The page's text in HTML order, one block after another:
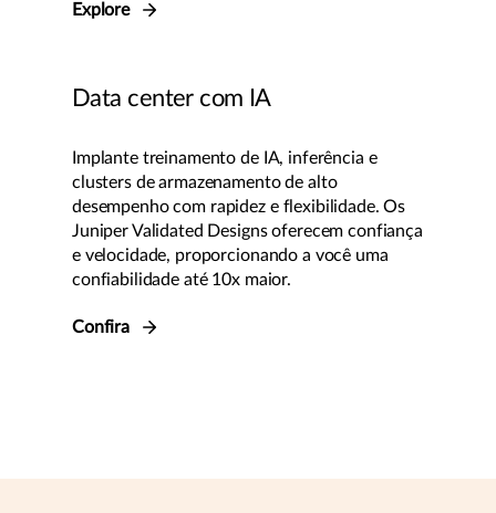
Explore
Data center com IA
Implante treinamento de IA, inferência e
clusters de armazenamento de alto
desempenho com rapidez e flexibilidade. Os
Juniper Validated Designs oferecem confiança
e velocidade, proporcionando a você uma
confiabilidade até 10x maior.
Confira